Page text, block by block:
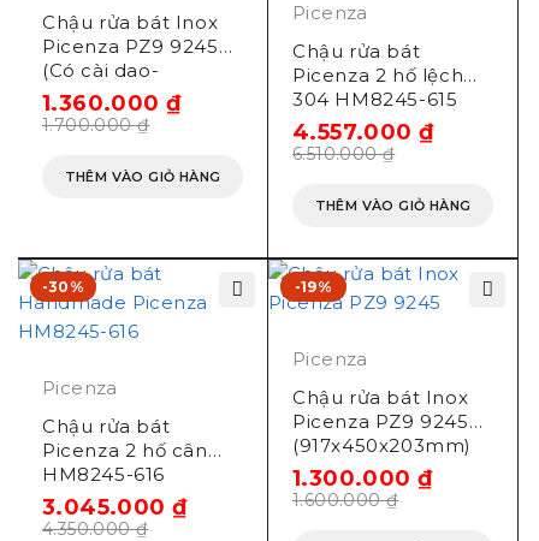
Chậu rửa bát Inox
Picenza PZ9 9245B
(Có cài dao-
917x450x203mm)
1.700.000₫
1.360.000₫
THÊM VÀO GIỎ HÀNG
Picenza
Chậu rửa bát
Picenza 2 hố lệch
304 HM8245-615
(820x450mm)
6.510.000₫
4.557.000₫
THÊM VÀO GIỎ HÀNG
-30%
Picenza
Chậu rửa bát
Picenza 2 hố cân
HM8245-616
(820x450mm)
4.350.000₫
3.045.000₫
-19%
Picenza
Chậu rửa bát Inox
Picenza PZ9 9245
(917x450x203mm)
1.600.000₫
1.300.000₫